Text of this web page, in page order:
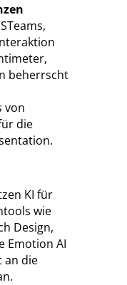
beherrscht
von
die
KI für
wie
Design,
Emotion AI
an die